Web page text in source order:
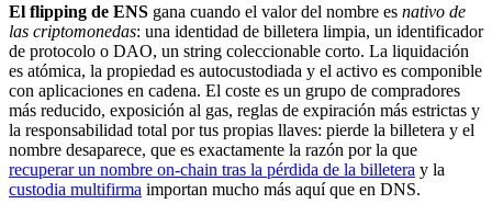
El flipping de ENS gana cuando el valor del nombre es nativo de
las criptomonedas: una identidad de billetera limpia, un identificador
de protocolo o DAO, un string coleccionable corto. La liquidación
es atómica, la propiedad es autocustodiada y el activo es componible
con aplicaciones en cadena. El coste es un grupo de compradores
más reducido, exposición al gas, reglas de expiración más estrictas y
la responsabilidad total por tus propias llaves: pierde la billetera y el
nombre desaparece, que es exactamente la razón por la que
recuperar un nombre on-chain tras la pérdida de la billetera y la
custodia multifirma importan mucho más aquí que en DNS.